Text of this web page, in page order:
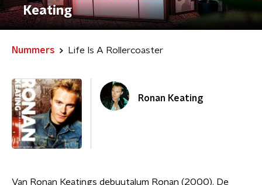
Keating
Nummers Life Is A Rollercoaster
Ronan Keating
Van Ronan Keatings debuutalum Ronan (2000). De